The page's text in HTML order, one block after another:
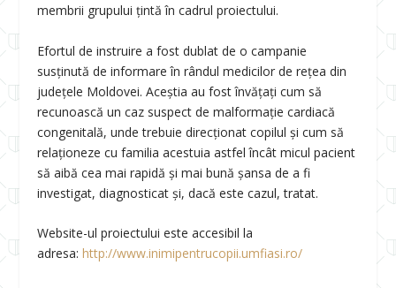
membrii grupului țintă în cadrul proiectului.
Efortul de instruire a fost dublat de o campanie
susținută de informare în rândul medicilor de rețea din
județele Moldovei. Aceștia au fost învățați cum să
recunoască un caz suspect de malformație cardiacă
congenitală, unde trebuie direcționat copilul și cum să
relaționeze cu familia acestuia astfel încât micul pacient
să aibă cea mai rapidă și mai bună șansa de a fi
investigat, diagnosticat și, dacă este cazul, tratat.
Website-ul proiectului este accesibil la
adresa:http://www.inimipentrucopii.umfiasi.ro/